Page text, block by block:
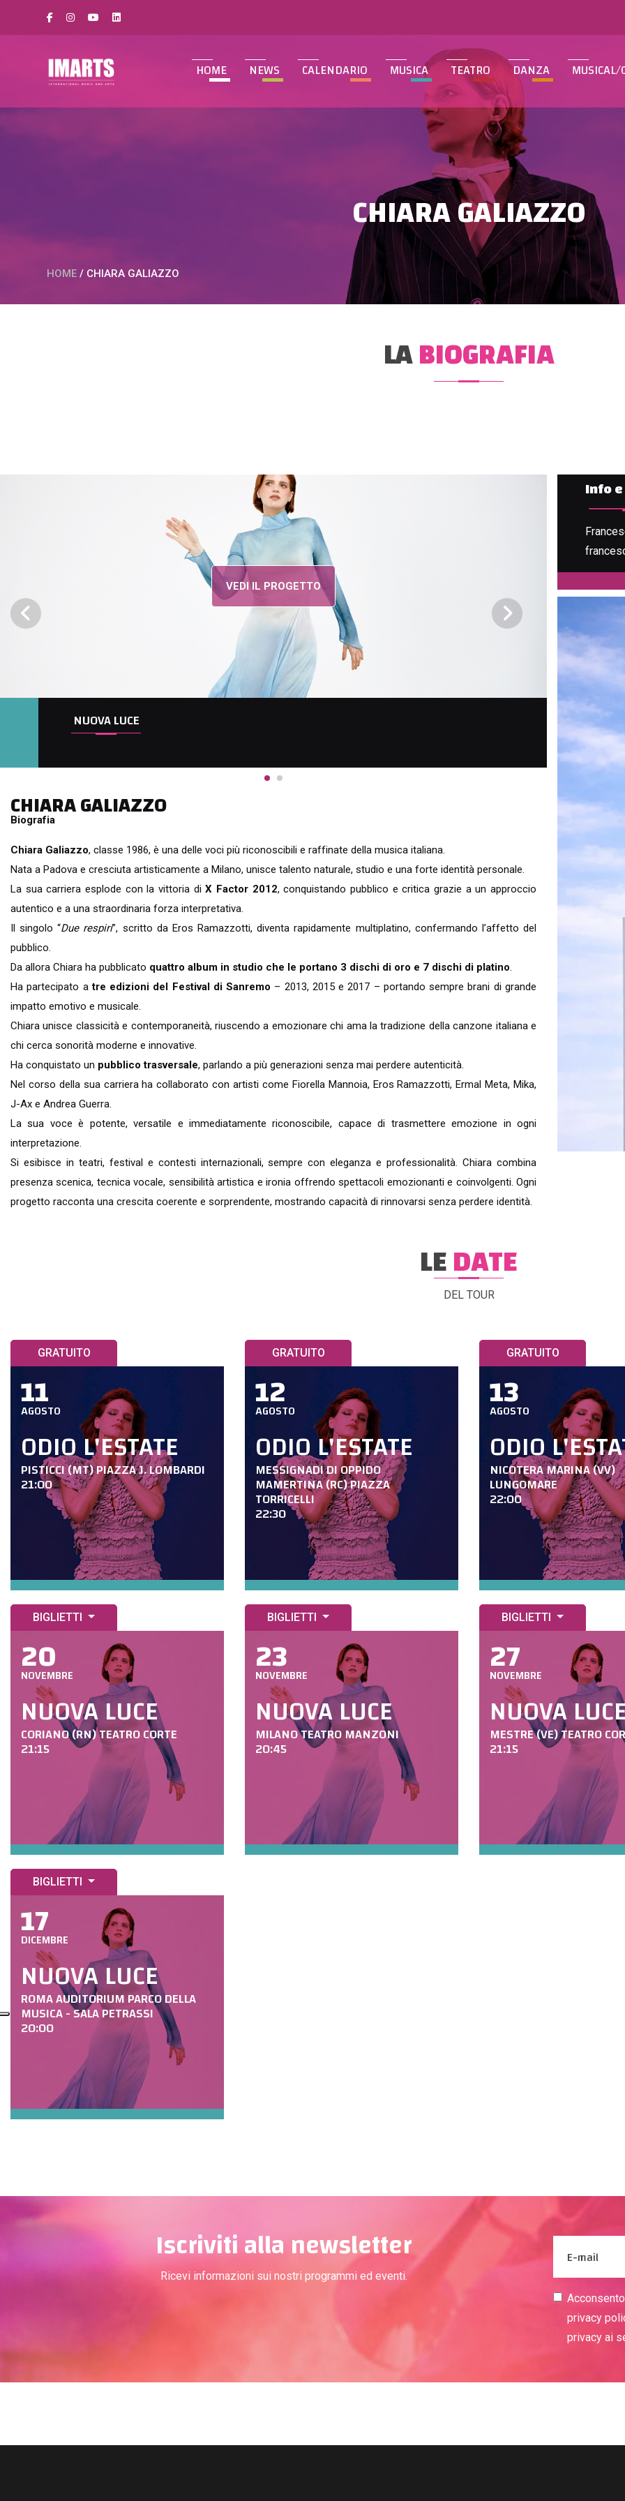
HOME NEWS CALENDARIO MUSICA TEATRO DANZA MUSICAL/
CHIARA GALIAZZO
HOME / CHIARA GALIAZZO
LABIOGRAFIA
CHIARA GALIAZZO
Biografia
Chiara Galiazzo, classe 1986, è una delle voci più riconoscibili e raffinate della musica italiana.
Nata a Padova e cresciuta artisticamente a Milano, unisce talento naturale, studio e una forte identità personale.
La sua carriera esplode con la vittoria diX Factor 2012, conquistando pubblico e critica grazie a un approccio
autentico e a una straordinaria forza interpretativa.
Il singolo “Due respiri”, scritto da Eros Ramazzotti, diventa rapidamente multiplatino, confermando l’affetto del
pubblico.
Da allora Chiara ha pubblicato quattro album in studio che le portano 3 dischi di oro e 7 dischi di platino.
Ha partecipato atre edizioni del Festival di Sanremo – 2013, 2015 e 2017 – portando sempre brani di grande
impatto emotivo e musicale.
Chiara unisce classicità e contemporaneità, riuscendo a emozionare chi ama la tradizione della canzone italiana e
chi cerca sonorità moderne e innovative.
Ha conquistato un pubblico trasversale, parlando a più generazioni senza mai perdere autenticità.
Nel corso della sua carriera ha collaborato con artisti come Fiorella Mannoia, Eros Ramazzotti, Ermal Meta, Mika,
J-Ax e Andrea Guerra.
La sua voce è potente, versatile e immediatamente riconoscibile, capace di trasmettere emozione in ogni
interpretazione.
Si esibisce in teatri, festival e contesti internazionali, sempre con eleganza e professionalità. Chiara combina
presenza scenica, tecnica vocale, sensibilità artistica e ironia offrendo spettacoli emozionanti e coinvolgenti. Ogni
progetto racconta una crescita coerente e sorprendente, mostrando capacità di rinnovarsi senza perdere identità.
Info
LEDATE
DEL TOUR
GRATUITO
11
AGOSTO
ODIO L'ESTATE
PISTICCI (MT) PIAZZA J. LOMBARDI
21:00
GRATUITO
12
AGOSTO
ODIO L'ESTATE
MESSIGNADI DI OPPIDO
MAMERTINA (RC) PIAZZA
TORRICELLI
22:30
GRATUITO
13
AGOSTO
ODIO
NICOTERA MARINA (VV)
LUNGOMARE
22:00
BIGLIETTI
20
NOVEMBRE
NUOVA LUCE
CORIANO (RN) TEATRO CORTE
21:15
BIGLIETTI
23
NOVEMBRE
NUOVA LUCE
MILANO TEATRO MANZONI
20:45
BIGLIETTI
27
NOVEMBRE
NUOVA
MESTRE (VE) TEATRO
21:15
BIGLIETTI
17
DICEMBRE
NUOVA LUCE
ROMA AUDITORIUM PARCO DELLA
MUSICA - SALA PETRASSI
20:00
Iscriviti alla newsletter
Ricevi informazioni sui nostri programmi ed eventi.
privacy
privacy ai